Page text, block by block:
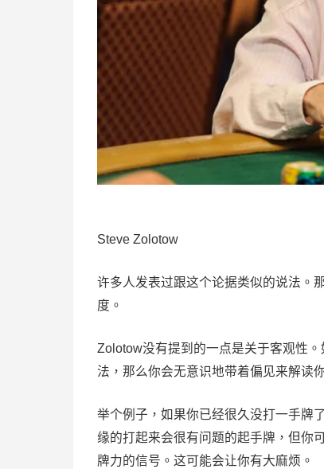
Steve Zolotow
许多人发表过跟这个论据类似的说法。
度。
Zolotow没有提到的一点是关于客观性
法，那么你会无意识地带着偏见来解读
举个例子，如果你已经很久没打一手牌
缘的打起来会很有问题的起手牌，但你
牌力的信号。这可能会让你有大麻烦。